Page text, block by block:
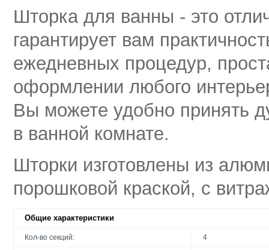
Шторка для ванны - это
гарантирует вам
ежедневных процедур,
оформлении любого
Вы можете удобно принять
в ванной комнате.
Шторки изготовлены из
порошковой краской, с
Общие характеристики
Кол-во секций: 4